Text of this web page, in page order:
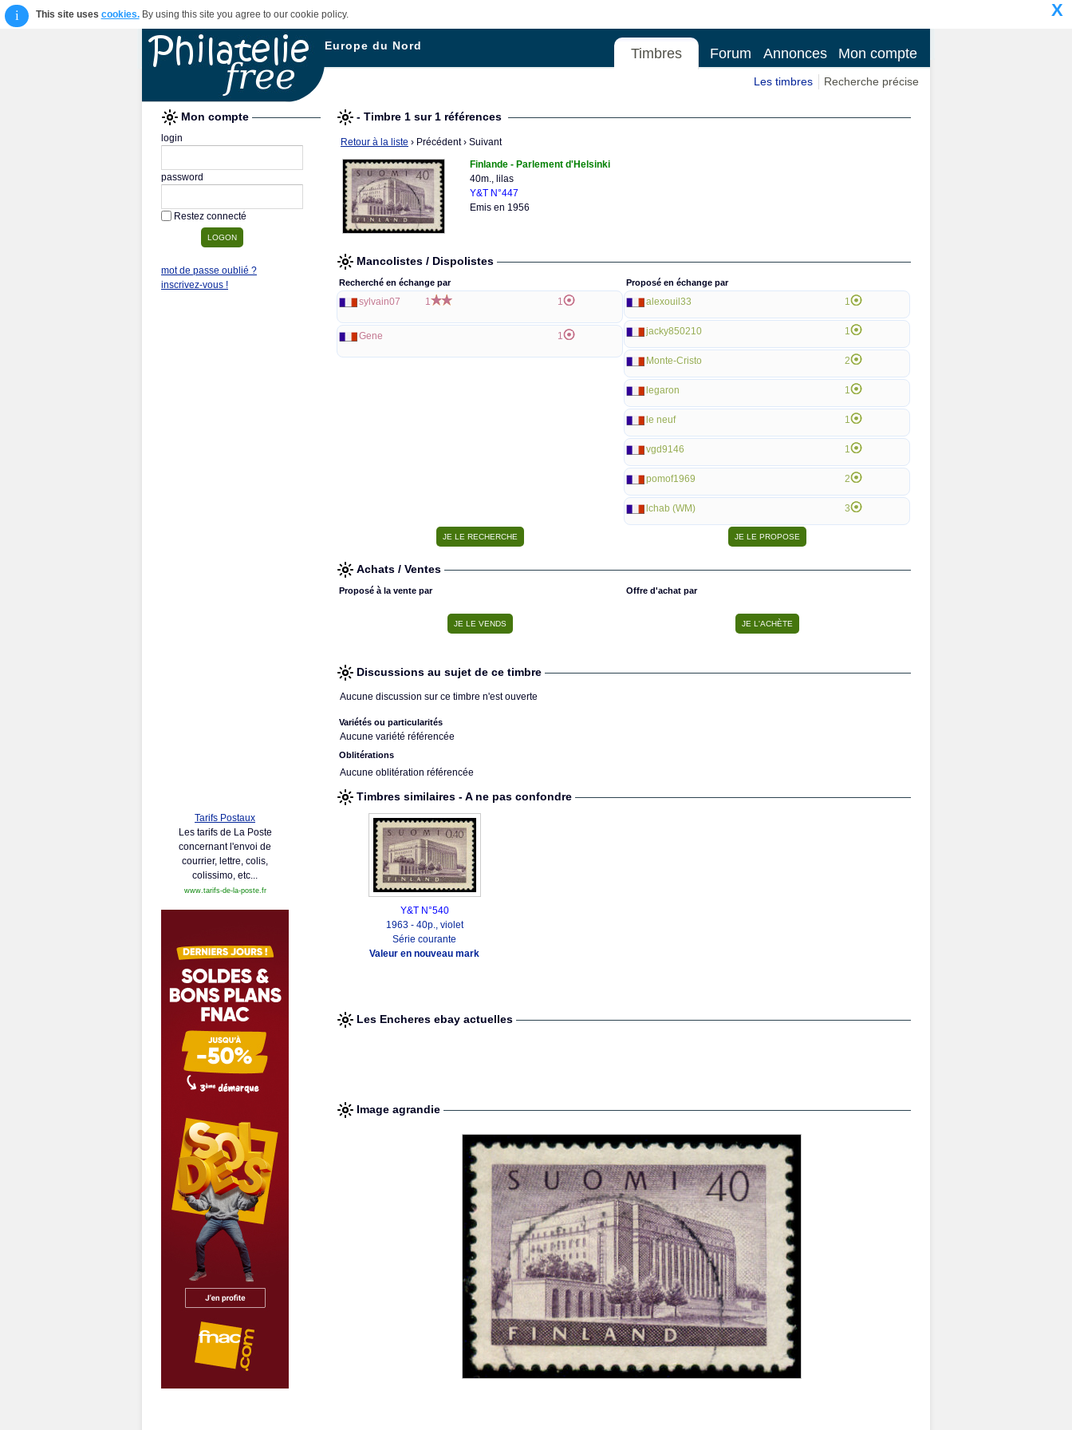
i This site uses cookies.By using this site you agree to our cookie policy. X
Europe du Nord Timbres Forum Annonces Mon compte
Les timbres Recherche précise
Mon compte
login
password
Restez connecté
mot de passe oublié ?
inscrivez-vous !
Tarifs Postaux
Les tarifs de La Poste
concernant l'envoi de
courrier, lettre, colis,
colissimo, etc...
www.tarifs-de-la-poste.fr
- Timbre 1 sur 1 références
Retour à la liste › Précédent› Suivant
Finlande - Parlement d'Helsinki
40m., lilas
Y&T N°447
Emis en 1956
Mancolistes / Dispolistes
Recherché en échange par
sylvain07 1 1
Gene 1
Proposé en échange par
alexouil33 1
jacky850210 1
Monte-Cristo 2
legaron 1
le neuf 1
vgd9146 1
pomof1969 2
lchab (WM) 3
Achats / Ventes
Proposé à la vente par Offre d'achat par
Discussions au sujet de ce timbre
Aucune discussion sur ce timbre n'est ouverte
Variétés ou particularités
Aucune variété référencée
Oblitérations
Aucune oblitération référencée
Timbres similaires - A ne pas confondre
Y&T N°540
1963 - 40p., violet
Série courante
Valeur en nouveau mark
Les Encheres ebay actuelles
Image agrandie